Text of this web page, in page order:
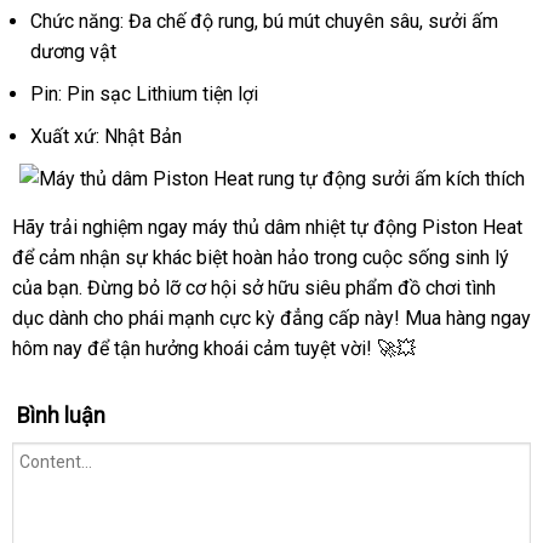
thích
Chức năng: Đa chế độ rung, bú mút chuyên sâu, sưởi ấm
dương vật
Pin: Pin sạc Lithium tiện lợi
Xuất xứ: Nhật Bản
Máy
thủ
dâm
Piston
Heat
động
sưởi
ấm
Hãy trải nghiệm ngay máy thủ dâm nhiệt tự động Piston Heat
để cảm nhận sự khác biệt hoàn hảo trong cuộc sống sinh lý
của bạn. Đừng bỏ lỡ cơ hội sở hữu siêu phẩm đồ chơi tình
dục dành cho phái mạnh cực kỳ đẳng cấp này! Mua hàng ngay
hôm nay để tận hưởng khoái cảm tuyệt vời! 🚀💥
Bình luận